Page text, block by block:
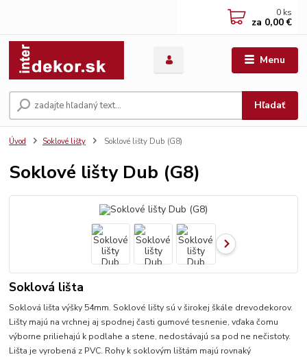
Menu
Hľadať
0 ks
za 0,00 €
Úvod Soklové lišty Soklové lišty Dub (G8)
Soklové lišty Dub (G8)
Soklová lišta
Soklová lišta výšky 54mm. Soklové lišty sú v širokej škále drevodekorov.
Lišty majú na vrchnej aj spodnej časti gumové tesnenie, vďaka čomu
výborne priliehajú k podlahe a stene, nedostávajú sa pod ne nečistoty.
Lišta je vyrobená z PVC. Rohy k soklovým lištám majú rovnaký